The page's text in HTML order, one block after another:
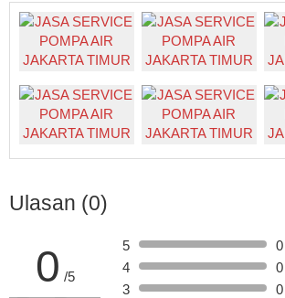
Ulasan (0)
0 /5
5
0
4
0
3
0